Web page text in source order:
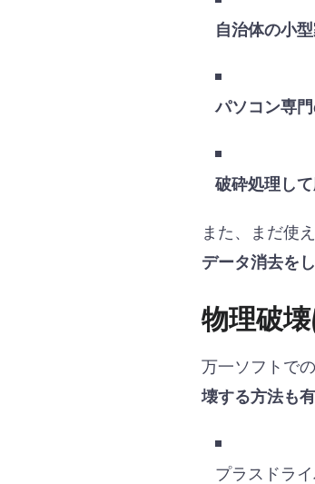
自治体の小
パソコン専
破砕処理し
また、まだ使
データ消去を
物理破
万一ソフトで
壊する方法も
プラスドラ